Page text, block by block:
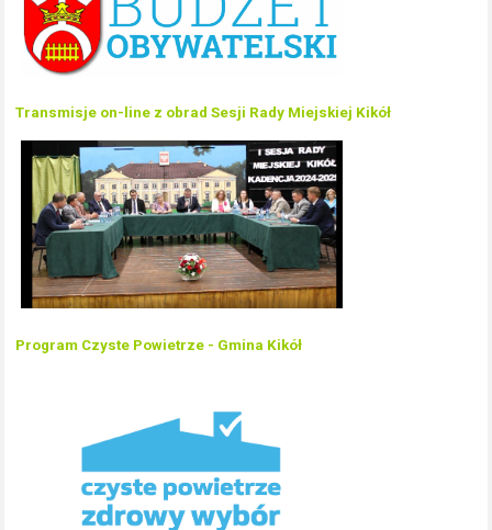
Transmisje on-line z obrad Sesji Rady Miejskiej Kikół
Program Czyste Powietrze - Gmina Kikół